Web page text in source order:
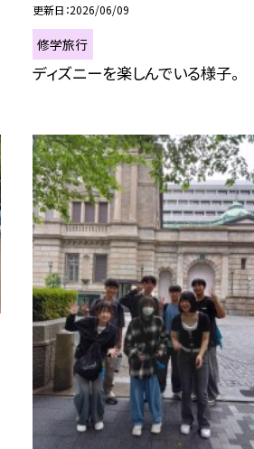
更新日 2026/06/09
修学旅行
ディズニーを楽しんでいる様子。